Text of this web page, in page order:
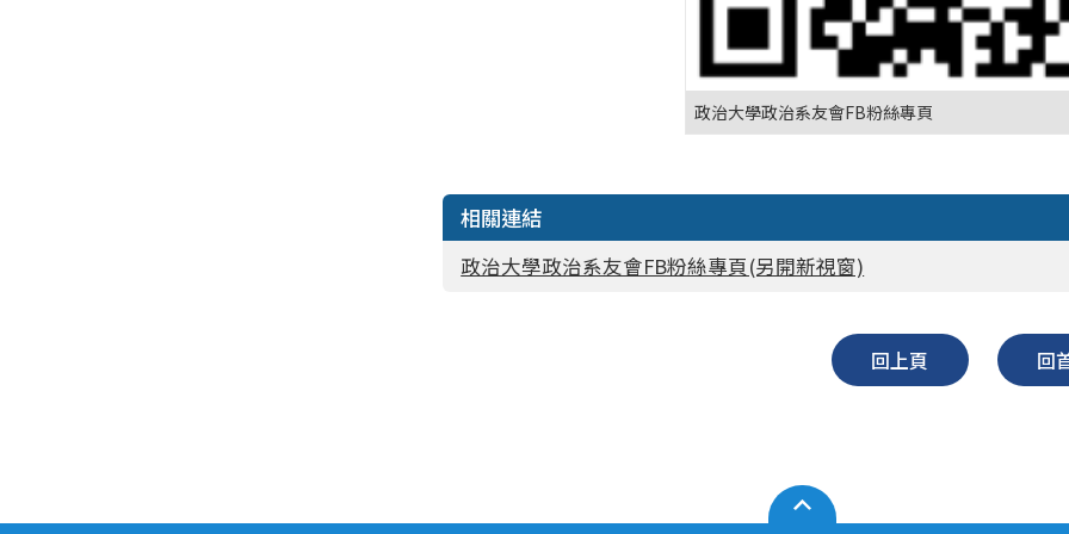
政治大學政治系友會FB粉絲專頁
相關連結
政治大學政治系友會FB粉絲專頁(另開新視窗)
回上頁 回